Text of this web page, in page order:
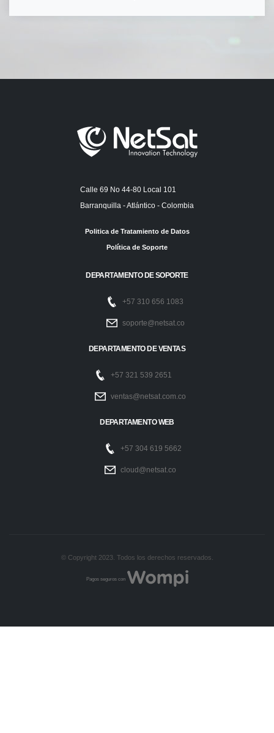
Calle 69 No 44-80 Local 101
Barranquilla - Atlántico - Colombia
Politica de Tratamiento de Datos
Política de Soporte
DEPARTAMENTO DE SOPORTE
+57 310 656 1083
soporte@netsat.co
DEPARTAMENTO DE VENTAS
+57 321 539 2651
ventas@netsat.com.co
DEPARTAMENTO WEB
+57 304 619 5662
cloud@netsat.co
© Copyright 2023. Todos los derechos reservados.
Pagos seguros con